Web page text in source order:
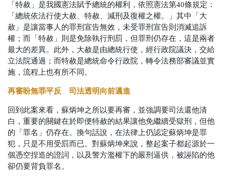
「特赦」是我國憲法賦予總統的權利，依照憲法第40條規定：
「總統依法行使大赦、特赦、減刑及復權之權。」其中「大
赦」是讓當事人的罪刑宣告無效，未受罪刑宣告則消滅追訴
權；而「特赦」則是免除執行刑罰，但罪刑仍存在，這是兩者
最大的差異。此外，大赦是由總統行使，經行政院議決，交給
立法院通過；而特赦是總統命令行政院，轉令法務部審議並實
施，流程上也有所不同。
再審盼無罪平反 司法透明向前邁進
回到此案來看，蘇炳坤之所以要再審，並強調要司法還他清
白，重要的關鍵在於即便特赦的結果讓他免繼續受獄刑，但他
的「罪名」仍存在。換句話說，在法律上仍認定蘇炳坤是罪
犯，只是不用受罰而已。對蘇炳坤來說，整起案子都起源於一
個憑空捏造的證詞，以及警方濫權下的嚴刑逼供，被誣陷的他
卻仍要背負罪名。